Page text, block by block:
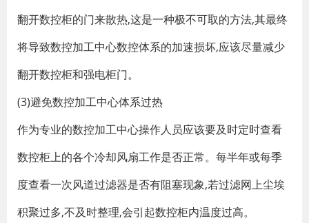
翻开数控柜的门来散热,这是一种极不可取的方法,其最终
将导致数控加工中心数控体系的加速损坏,应该尽量减少
翻开数控柜和强电柜门。
(3)避免数控加工中心体系过热
作为专业的数控加工中心操作人员应该要及时定时查看
数控柜上的各个冷却风扇工作是否正常。每半年或每季
度查看一次风道过滤器是否有阻塞现象,若过滤网上尘埃
积聚过多,不及时整理,会引起数控柜内温度过高。